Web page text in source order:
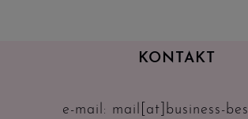
KONTAKT
e-mail: mail[at]business-